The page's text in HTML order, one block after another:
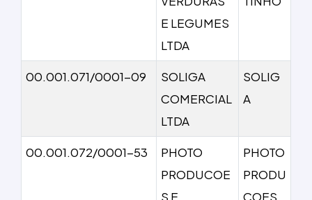
E LEGUMES
LTDA
00.001.071/0001-09
SOLIGA
COMERCIAL
LTDA
SOLIG
A
00.001.072/0001-53
PHOTO
PRODUCOE
S E
PHOTO
PRODU
COES